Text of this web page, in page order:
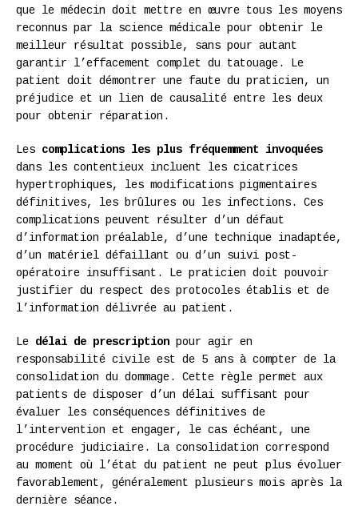
que le médecin doit mettre en œuvre tous les moyens
reconnus par la science médicale pour obtenir le
meilleur résultat possible, sans pour autant
garantir l’effacement complet du tatouage. Le
patient doit démontrer une faute du praticien, un
préjudice et un lien de causalité entre les deux
pour obtenir réparation.
Les complications les plus fréquemment invoquées
dans les contentieux incluent les cicatrices
hypertrophiques, les modifications pigmentaires
définitives, les brûlures ou les infections. Ces
complications peuvent résulter d’un défaut
d’information préalable, d’une technique inadaptée,
d’un matériel défaillant ou d’un suivi post-
opératoire insuffisant. Le praticien doit pouvoir
justifier du respect des protocoles établis et de
l’information délivrée au patient.
Le délai de prescription pour agir en
responsabilité civile est de 5 ans à compter de la
consolidation du dommage. Cette règle permet aux
patients de disposer d’un délai suffisant pour
évaluer les conséquences définitives de
l’intervention et engager, le cas échéant, une
procédure judiciaire. La consolidation correspond
au moment où l’état du patient ne peut plus évoluer
favorablement, généralement plusieurs mois après la
dernière séance.